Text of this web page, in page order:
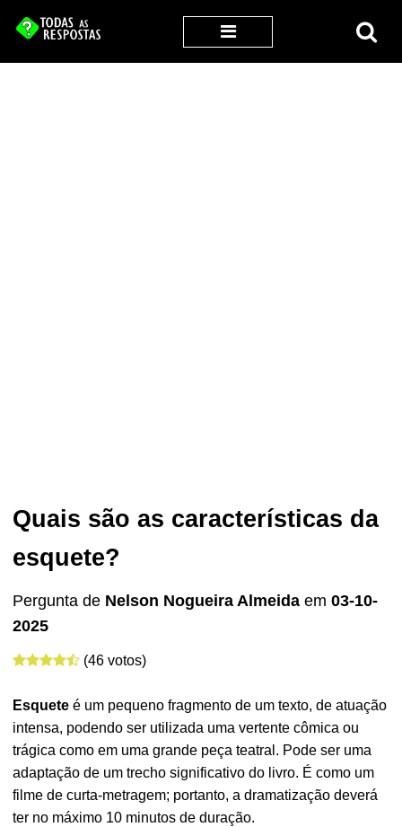
Quais são as características da
esquete?
Pergunta de Nelson Nogueira Almeida em03-10-
2025
(46 votos)
Esquete é um pequeno fragmento de um texto, de atuação
intensa, podendo ser utilizada uma vertente cômica ou
trágica como em uma grande peça teatral. Pode ser uma
adaptação de um trecho significativo do livro. É como um
filme de curta-metragem; portanto, a dramatização deverá
ter no máximo 10 minutos de duração.